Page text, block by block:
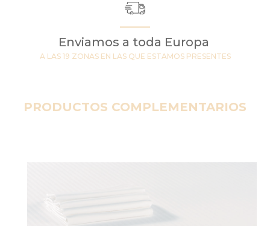
Enviamos a toda Europa
A LAS 19 ZONAS EN LAS QUE ESTAMOS PRESENTES
PRODUCTOS COMPLEMENTARIOS